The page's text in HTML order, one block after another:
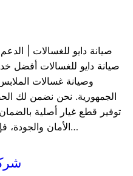
صيانة دايو للغسالات |
صيانة دايو للغسالات أفضل
وصيانة غسالات
الجمهورية. نحن نضمن لك
توفير قطع غيار أصلية
الأمان والجودة، فإن صيانة دايو للغسالات هي خيارك…